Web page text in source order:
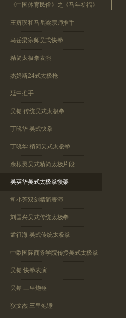
《中国体育民俗》之《马年祈福》
王辉璞和马岳梁宗师推手
马岳梁宗师吴式快拳
精简太极拳表演
杰姆斯24式太极枪
延中推手
吴铭 传统吴式太极拳
丁晓华 吴式快拳
丁晓华 精简吴式太极拳
余根灵吴式精简太极片段
吴英华吴式太极拳慢架
司小芳双剑精简表演
刘国兴吴式传统太极拳
孟征海 吴式传统太极拳
中欧国际商务学院传授吴式太极拳
吴铭 快拳表演
吴铭 三皇炮锤
狄文杰 三皇炮锤